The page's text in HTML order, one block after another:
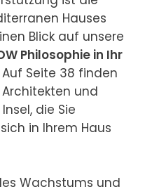
Hauses
Philosophie in Ihr
Auf Seite 38 finden
und
die Sie
in Ihrem Haus
Wachstums und